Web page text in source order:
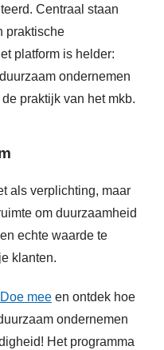
Centraal staan
praktische
platform is helder:
ondernemen
praktijk van het mkb.
als verplichting, maar
om duurzaamheid
echte waarde te
klanten.
Doe mee en ontdek hoe
ondernemen
Het programma